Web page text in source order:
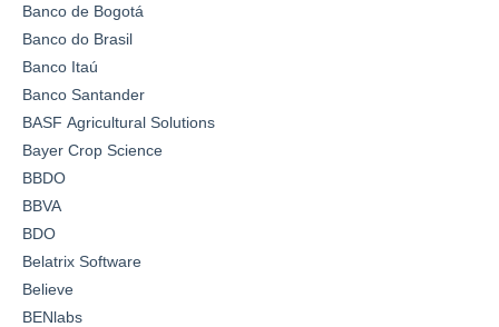
Banco de Bogotá
Banco do Brasil
Banco Itaú
Banco Santander
BASF Agricultural Solutions
Bayer Crop Science
BBDO
BBVA
BDO
Belatrix Software
Believe
BENlabs